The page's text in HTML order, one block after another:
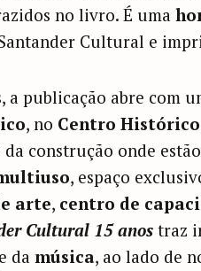
no livro. É uma
Cultural e
a publicação abre com
, no Centro Histórico
construção onde
, espaço
arte, centro de
Cultural 15 anostraz
da música, ao lado de